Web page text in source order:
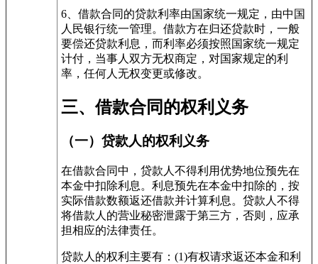
6、借款合同的贷款利率由国家统一规定，由中国
人民银行统一管理。借款方在归还贷款时，一般
要偿还贷款利息，而利率必须按照国家统一规定
计付，当事人双方无权商定，对国家规定的利
率，任何人无权变更或修改。
三、借款合同的权利义务
（一）贷款人的权利义务
在借款合同中，贷款人不得利用优势地位预先在
本金中扣除利息。利息预先在本金中扣除的，按
实际借款数额返还借款并计算利息。贷款人不得
将借款人的营业秘密泄露于第三方，否则，应承
担相应的法律责任。
贷款人的权利主要有：(1)有权请求返还本金和利